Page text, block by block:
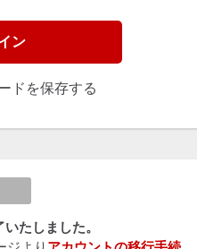
ン
ドを保存する
たしました。